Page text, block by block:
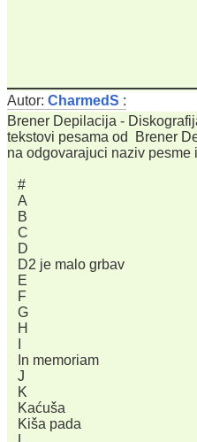
Autor: CharmedS :
Brener Depilacija -
tekstovi pesama od Brener
na odgovarajuci naziv pesme
#
A
B
C
D
D2 je malo grbav
E
F
G
H
In memoriam
J
K
Kaćuša
Kiša pada